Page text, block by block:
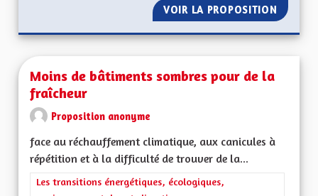
VOIR LA PROPOSITION
Moins de bâtiments sombres pour de la
fraîcheur
Proposition anonyme
face au réchauffement climatique, aux canicules à
répétition et à la difficulté de trouver de la...
Filtrer les résultats de la catégorie : Les transitions
Les transitions énergétiques, écologiques,